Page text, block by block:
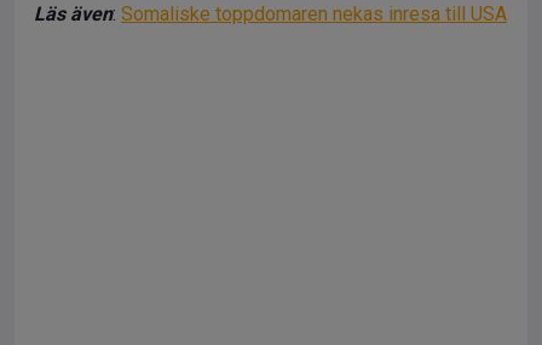
Läs även: Somaliske toppdomaren nekas inresa till USA